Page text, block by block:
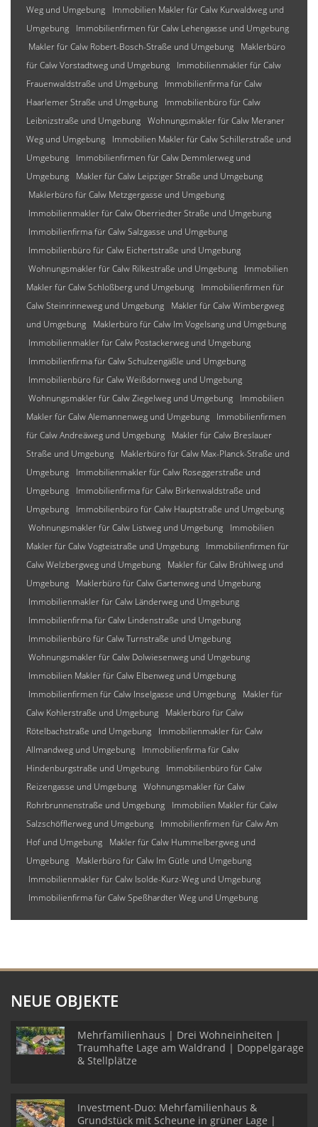
Weg und Umgebung
Immobilien Makler für Calw Kurwaldweg und
Umgebung
Immobilienfirmen für Calw Lehengasse und Umgebung
Makler für Calw Robert-Bosch-Straße und Umgebung
Maklerbüro
für Calw Vorstadtweg und Umgebung
Immobilienmakler für Calw
Frauenwaldstraße und Umgebung
Immobilienfirma für Calw
Haarlemer Straße und Umgebung
Immobilienbüro für Calw
Leibnizstraße und Umgebung Wohnungsmakler für Calw Meraner
Weg und Umgebung
Immobilien Makler für Calw Schillerstraße und
Umgebung
Immobilienfirmen für Calw Demmlerweg und
Umgebung
Makler für Calw Leipziger Straße und Umgebung
Maklerbüro für Calw Metzgergasse und Umgebung
Immobilienmakler für Calw Oberriedter Straße und Umgebung
Immobilienfirma für Calw Salzgasse und Umgebung
Immobilienbüro für Calw Eichertstraße und Umgebung
Wohnungsmakler für Calw Rilkestraße und Umgebung
Immobilien
Makler für Calw Schloßberg und Umgebung
Immobilienfirmen für
Calw Steinrinneweg und Umgebung
Makler für Calw Wimbergweg
und Umgebung
Maklerbüro für Calw Im Vogelsang und Umgebung
Immobilienmakler für Calw Postackerweg und Umgebung
Immobilienfirma für Calw Schulzengäßle und Umgebung
Immobilienbüro für Calw Weißdornweg und Umgebung
Wohnungsmakler für Calw Ziegelweg und Umgebung
Immobilien
Makler für Calw Alemannenweg und Umgebung
Immobilienfirmen
für Calw Andreäweg und Umgebung
Makler für Calw Breslauer
Straße und Umgebung
Maklerbüro für Calw Max-Planck-Straße und
Umgebung
Immobilienmakler für Calw Roseggerstraße und
Umgebung
Immobilienfirma für Calw Birkenwaldstraße und
Umgebung
Immobilienbüro für Calw Hauptstraße und Umgebung
Wohnungsmakler für Calw Listweg und Umgebung
Immobilien
Makler für Calw Vogteistraße und Umgebung
Immobilienfirmen für
Calw Welzbergweg und Umgebung
Makler für Calw Brühlweg und
Umgebung
Maklerbüro für Calw Gartenweg und Umgebung
Immobilienmakler für Calw Länderweg und Umgebung
Immobilienfirma für Calw Lindenstraße und Umgebung
Immobilienbüro für Calw Turnstraße und Umgebung
Wohnungsmakler für Calw Dolwiesenweg und Umgebung
Immobilien Makler für Calw Elbenweg und Umgebung
Immobilienfirmen für Calw Inselgasse und Umgebung
Makler für
Calw Kohlerstraße und Umgebung
Maklerbüro für Calw
Rötelbachstraße und Umgebung
Immobilienmakler für Calw
Allmandweg und Umgebung
Immobilienfirma für Calw
Hindenburgstraße und Umgebung
Immobilienbüro für Calw
Reizengasse und Umgebung Wohnungsmakler für Calw
Rohrbrunnenstraße und Umgebung
Immobilien Makler für Calw
Salzschöfflerweg und Umgebung
Immobilienfirmen für Calw Am
Hof und Umgebung
Makler für Calw Hummelbergweg und
Umgebung
Maklerbüro für Calw Im Gütle und Umgebung
Immobilienmakler für Calw Isolde-Kurz-Weg und Umgebung
Immobilienfirma für Calw Speßhardter Weg und Umgebung
NEUE OBJEKTE
Mehrfamilienhaus | Drei Wohneinheiten |
Traumhafte Lage am Waldrand | Doppelgarage
& Stellplätze
Investment-Duo: Mehrfamilienhaus &
Grundstück mit Scheune in grüner Lage |